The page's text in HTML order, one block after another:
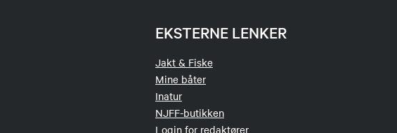
EKSTERNE LENKER
Jakt & Fiske
Mine båter
Inatur
NJFF-butikken
Login for redaktører